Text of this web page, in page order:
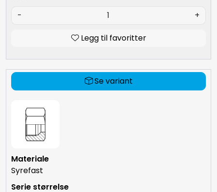
- +
Legg til favoritter
Se variant
Syrefast